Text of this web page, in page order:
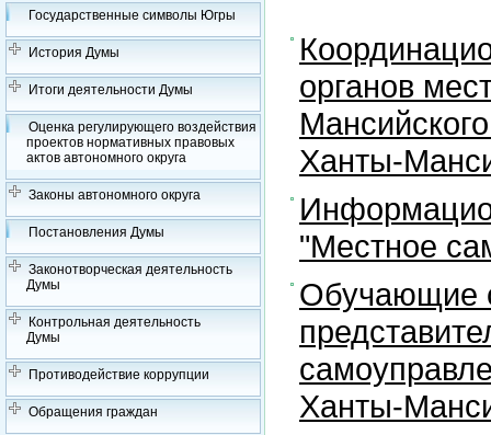
Государственные символы Югры
История Думы
Итоги деятельности Думы
Оценка регулирующего воздействия
проектов нормативных правовых
актов автономного округа
Законы автономного округа
Постановления Думы
Законотворческая деятельность
Думы
Контрольная деятельность
Думы
Противодействие коррупции
Обращения граждан
органов
Ханты-
"Местное
Обучающие
Ханты-